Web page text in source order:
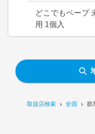
取扱店検索 全国 群
どこでもベープ
用 1個入